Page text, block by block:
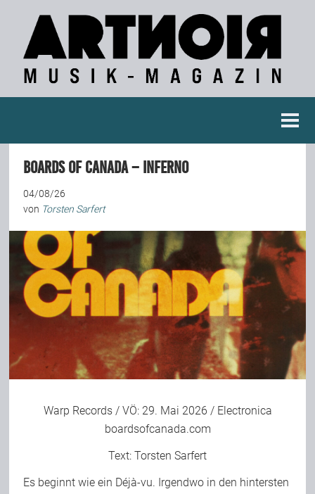
Konzertberichte
Fotoreportagen
Interviews
Weitere Berichte
Bild-Archiv
Rezensionen
Boards Of Canada – Inferno
04/08/26
von Torsten Sarfert
Warp Records/ VÖ: 29. Mai 2026 / Electronica
boardsofcanada.com
Text: Torsten Sarfert
Es beginnt wie ein Déjà-vu. Irgendwo in den hintersten